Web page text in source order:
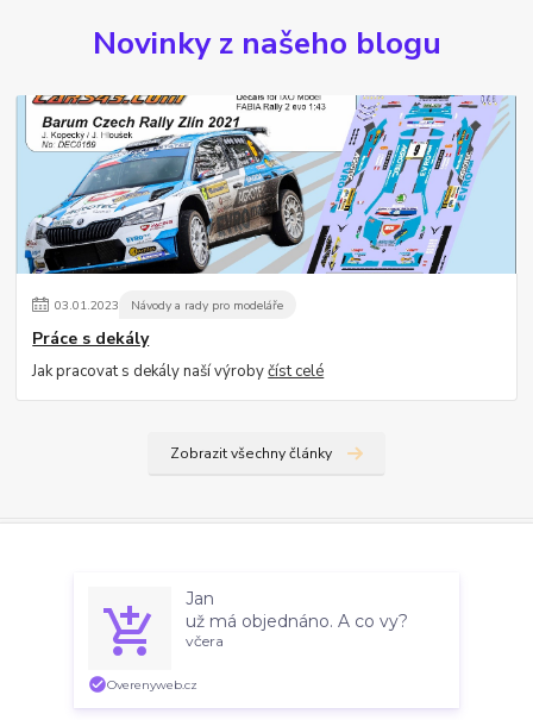
Novinky z našeho blogu
03.01.2023 Návody a rady pro modeláře
Práce s dekály
Jak pracovat s dekály naší výrobyčíst celé
Zobrazit všechny články
slevy!
Nastavení
Jan
už má objednáno. A co vy?
včera
Overenyweb.cz